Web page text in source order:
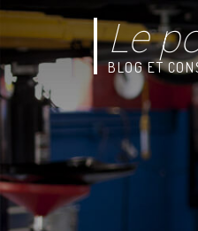
Le
BLOG ET